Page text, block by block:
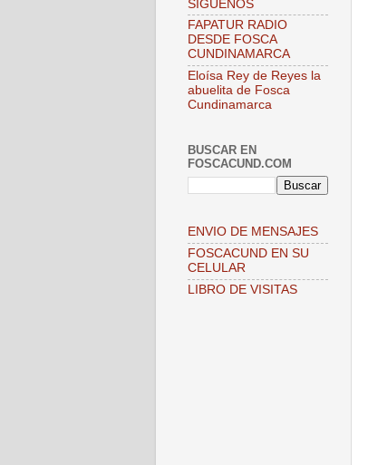
SIGUENOS
FAPATUR RADIO
DESDE FOSCA
CUNDINAMARCA
Eloísa Rey de Reyes la
abuelita de Fosca
Cundinamarca
BUSCAR EN
FOSCACUND.COM
ENVIO DE MENSAJES
FOSCACUND EN SU
CELULAR
LIBRO DE VISITAS